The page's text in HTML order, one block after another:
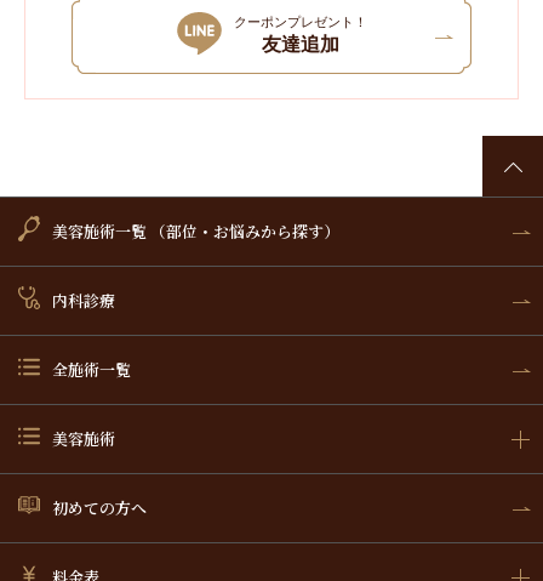
クーポンプレゼント！
友達追加
美容施術一覧 （部位・お悩みから探す）
内科診療
全施術一覧
美容施術
初めての方へ